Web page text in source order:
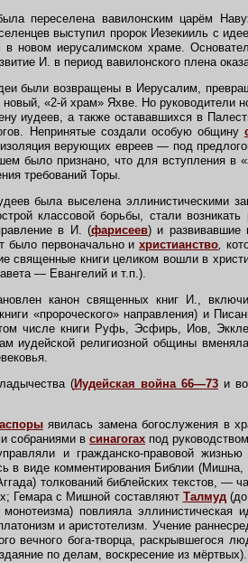
переселена вавилонским царём
выступил пророк Иезекииль с
в новом иерусалимском храме.
И. в период вавилонского плена
были возвращены в Иерусалим,
«2-й храм» Яхве. Но руководители
иудеев, а также остававшихся в
Непринятые создали особую общину
верующих евреев — под
было признано, что для вступления в
требований Торы.
была выселена эллинистическими
классовой борьбы, стали возникать
в И. (фарисеев) и развивавшие
было первоначально ихристианство,
священные книги целиком вошли в
— Евангелий и т.п.).
канон священных книг И.,
«пророческого» направления) и
числе книги Руфь, Эсфирь, Иов,
иудейской религиозной общины
(Иудейская война 66—73и
явилась замена богослужения в
собраниями в синагогах под
и гражданско-правовой
в виде комментирования Библии
толкований библейских текстов, —
Гемара с Мишной составляют Талмуд(до
повлияла эллинистическая
и аристотелизм. Учение
вечного бога-творца, раскрывшегося
по делам, воскресение из мёртвых).